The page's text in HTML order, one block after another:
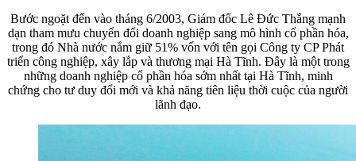
Bước ngoặt đến vào tháng 6/2003, Giám đốc Lê Đức Thắng mạnh
dạn tham mưu chuyển đổi doanh nghiệp sang mô hình cổ phần hóa,
trong đó Nhà nước nắm giữ 51% vốn với tên gọi Công ty CP Phát
triển công nghiệp, xây lắp và thương mại Hà Tĩnh. Đây là một trong
những doanh nghiệp cổ phần hóa sớm nhất tại Hà Tĩnh, minh
chứng cho tư duy đổi mới và khả năng tiên liệu thời cuộc của người
lãnh đạo.